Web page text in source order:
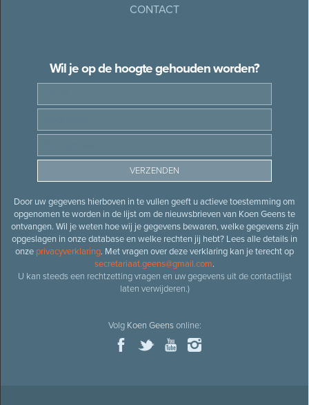
CONTACT
Wil je op de hoogte gehouden worden?
Door uw gegevens hierboven in te vullen geeft u actieve toestemming om
opgenomen te worden in de lijst om de nieuwsbrieven van Koen Geens te
ontvangen. Wil je weten hoe wij je gegevens bewaren, welke gegevens zijn
opgeslagen in onze database en welke rechten jij hebt? Lees alle details in
onze privacyverklaring. Met vragen over deze verklaring kan je terecht op
secretariaat.geens@gmail.com.
U kan steeds een rechtzetting vragen en uw gegevens uit de contactlijst
laten verwijderen.)
Volg Koen Geensonline: